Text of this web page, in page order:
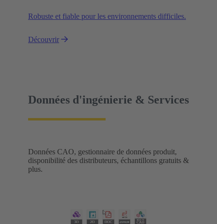
Robuste et fiable pour les environnements difficiles.
Découvrir
Données d'ingénierie & Services
Données CAO, gestionnaire de données produit,
disponibilité des distributeurs, échantillons gratuits &
plus.